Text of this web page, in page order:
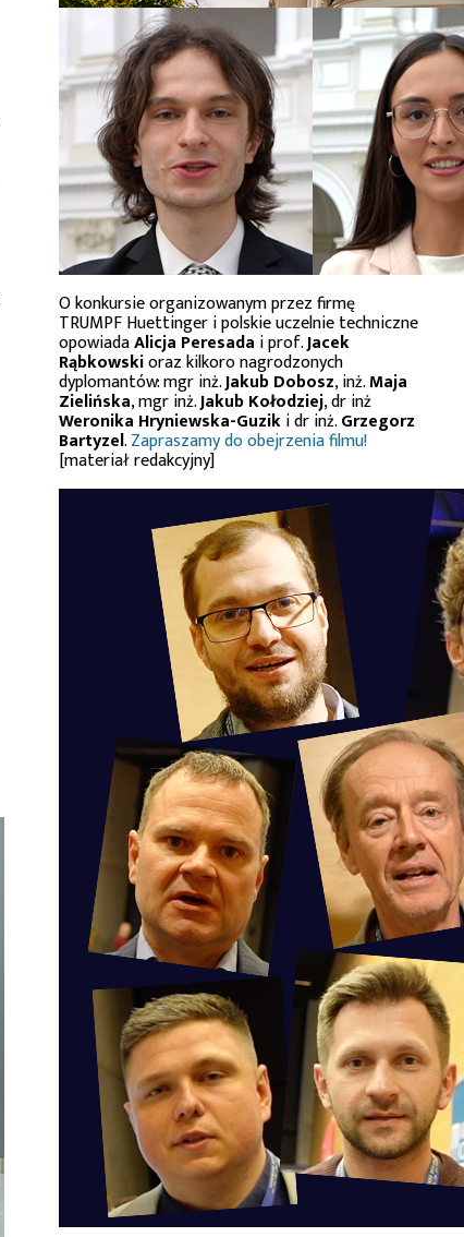
O konkursie organizowanym przez firmę
TRUMPF Huettinger i polskie uczelnie techniczne
opowiadaAlicja Peresada i prof.Jacek
Rąbkowskioraz kilkoro nagrodzonych
dyplomantów: mgr inż.Jakub Dobosz, inż.Maja
Zielińska, mgr inż.Jakub Kołodziej, dr inż
Weronika Hryniewska-Guziki dr inż.Grzegorz
Bartyzel.Zapraszamy do obejrzenia filmu!
[materiał redakcyjny]